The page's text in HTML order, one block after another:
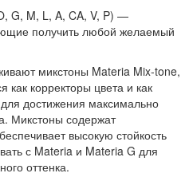
G, M, L, A, CA, V, P) —
получить любой желаемый
микстоны Materia Mix-tone,
как корректоры цвета и как
достижения максимально
Микстоны содержат
высокую стойкость
с Materia и Materia G для
оттенка.